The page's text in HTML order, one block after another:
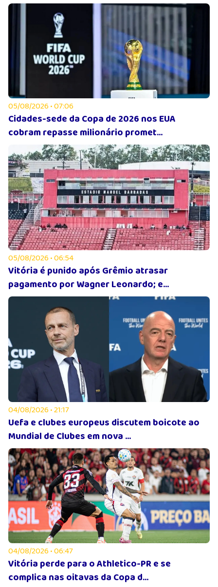
05/08/2026 • 07:06
Cidades-sede da Copa de 2026 nos EUA
cobram repasse milionário promet...
05/08/2026 • 06:54
Vitória é punido após Grêmio atrasar
pagamento por Wagner Leonardo; e...
04/08/2026 • 21:17
Uefa e clubes europeus discutem boicote ao
Mundial de Clubes em nova ...
04/08/2026 • 06:47
Vitória perde para o Athletico-PR e se
complica nas oitavas da Copa d...